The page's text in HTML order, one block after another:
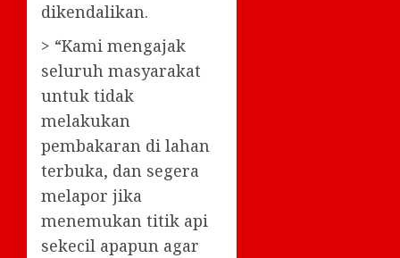
dikendalikan.
> “Kami mengajak
seluruh masyarakat
untuk tidak
melakukan
pembakaran di lahan
terbuka, dan segera
melapor jika
menemukan titik api
sekecil apapun agar